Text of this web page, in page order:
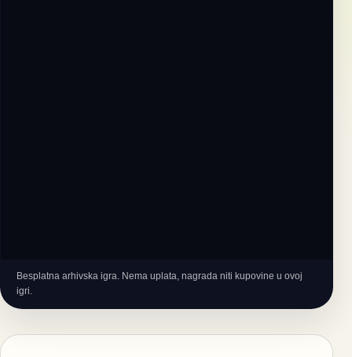
Besplatna arhivska igra. Nema uplata, nagrada niti kupovine u ovoj
igri.